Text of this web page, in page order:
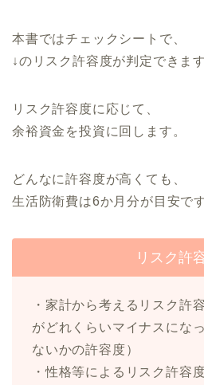
本書ではチェックシートで、
↓のリスク許容度が判定できます
リスク許容度に応じて、
余裕資金を投資に回します。
どんなに許容度が高くても、
生活防衛費は6か月分が目安です
リスク許
・家計から考えるリスク許
がどれくらいマイナスにな
ないかの許容度）
・性格等によるリスク許容